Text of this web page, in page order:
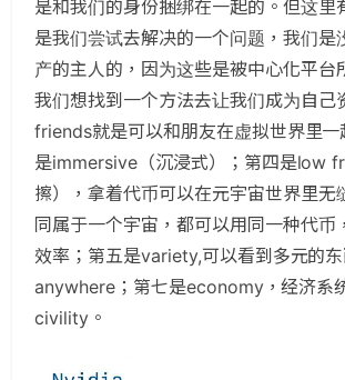
是和我们的身份捆绑在一起的。但这里
是我们尝试去解决的一个问题，我们是
产的主人的，因为这些是被中心化平台
我们想找到一个方法去让我们成为自己
friends就是可以和朋友在虚拟世界里一
是immersive（沉浸式）；第四是low
擦），拿着代币可以在元宇宙世界里无
同属于一个宇宙，都可以用同一种代币
效率；第五是variety,可以看到多元的
anywhere；第七是economy，经济系
civility。